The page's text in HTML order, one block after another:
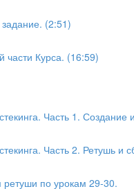
(2:51)
части Курса. (16:59)
Часть 1.
Часть 2. Ретушь и
по урокам 29-30.